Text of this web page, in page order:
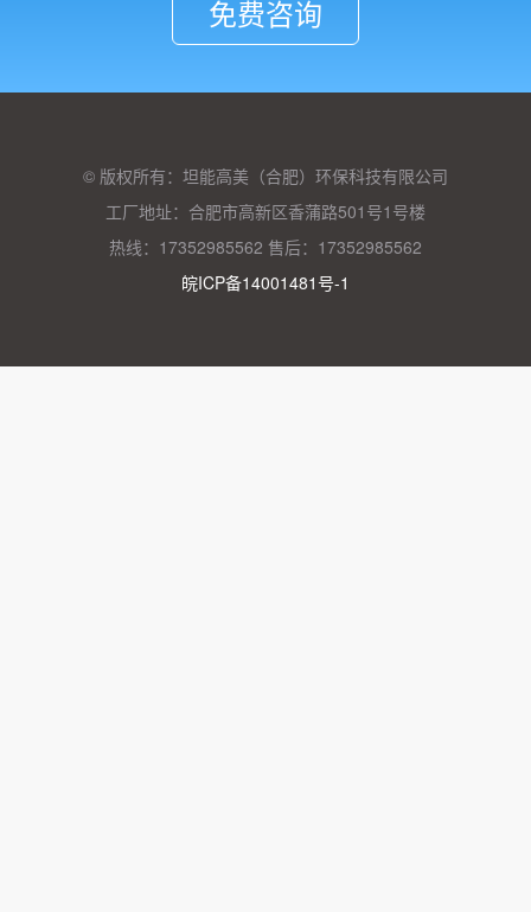
免费咨询
© 版权所有：坦能高美（合肥）环保科技有限公司
工厂地址：合肥市高新区香蒲路501号1号楼
热线：17352985562 售后：17352985562
皖ICP备14001481号-1